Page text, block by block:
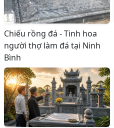
Chiếu rồng đá - Tinh hoa
người thợ làm đá tại Ninh
Bình